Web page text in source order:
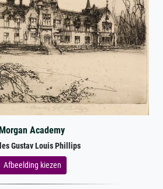
Morgan Academy
Gustav Louis Phillips
Afbeelding kiezen